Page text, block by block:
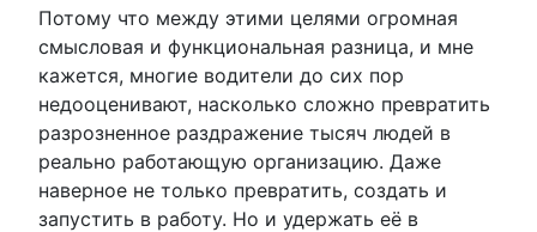
Потому что между этими целями огромная
смысловая и функциональная разница, и мне
кажется, многие водители до сих пор
недооценивают, насколько сложно превратить
разрозненное раздражение тысяч людей в
реально работающую организацию. Даже
наверное не только превратить, создать и
запустить в работу. Но и удержать её в